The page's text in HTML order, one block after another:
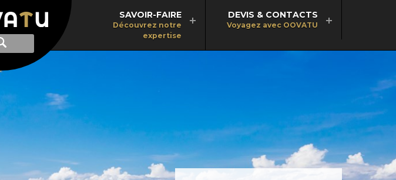
SAVOIR-FAIRE
Découvrez notre
expertise
DEVIS & CONTACTS
Voyagez avec OOVATU